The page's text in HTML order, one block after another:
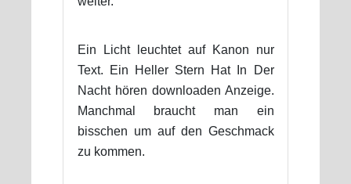
Ein Licht leuchtet auf Kanon nur
Text. Ein Heller Stern Hat In Der
Nacht hören downloaden Anzeige.
Manchmal braucht man ein
bisschen um auf den Geschmack
zu kommen.